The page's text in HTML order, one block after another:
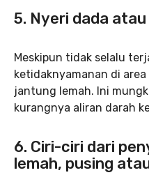
5. Nyeri dada
Meskipun tidak selalu
ketidaknyamanan di
jantung lemah. Ini
kurangnya aliran darah
6. Ciri-ciri dari
lemah, pusing